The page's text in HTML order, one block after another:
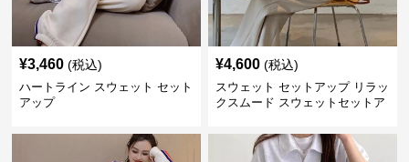
¥3,460 (税込)
ハートライン スウェット セット
アップ
¥4,600 (税込)
スウェット セットアップ リラッ
クスムード スウェットセットア